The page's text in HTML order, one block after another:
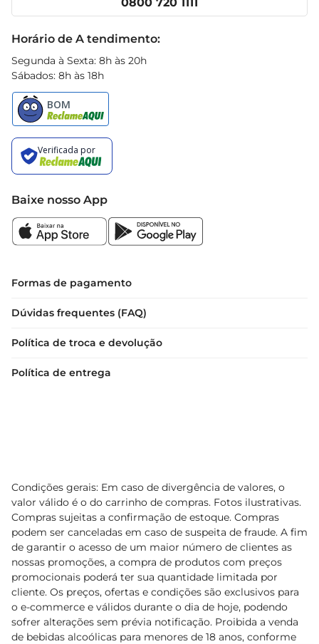
eleva qualquer receita, trazendo um toque
armazenamento  \nPara preservar o sabor e a
qualidade do Chocolate Lacta Intense,
recomendase armazenálo em local fresco e seco,
longe da luz direta e de fontes de calor. Assim,
vocêgarante que cada pedaço mantenha sua
textura e sabor ideais, prontos para serem
degustados a qualquer momento.
Horário de A tendimento:
Segunda à Sexta: 8h às 20h
Sábados: 8h às 18h
Baixe nosso App
Formas de pagamento
Dúvidas frequentes (FAQ)
Política de troca e devolução
Política de entrega
Condições gerais: Em caso de divergência de valores, o
valor válido é o do carrinho de compras. Fotos ilustrativas.
Compras sujeitas a confirmação de estoque. Compras
podem ser canceladas em caso de suspeita de fraude. A fim
de garantir o acesso de um maior número de clientes as
nossas promoções, a compra de produtos com preços
promocionais poderá ter sua quantidade limitada por
cliente. Os preços, ofertas e condições são exclusivos para
o e-commerce e válidos durante o dia de hoje, podendo
sofrer alterações sem prévia notificação. Proibida a venda
de bebidas alcoólicas para menores de 18 anos, conforme